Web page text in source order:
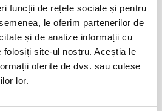
funcții de rețele sociale și pentru
le oferim partenerilor de
și de analize informații cu
folosiți site-ul nostru. Aceștia le
oferite de dvs. sau culese
lor.
aceasta pagina